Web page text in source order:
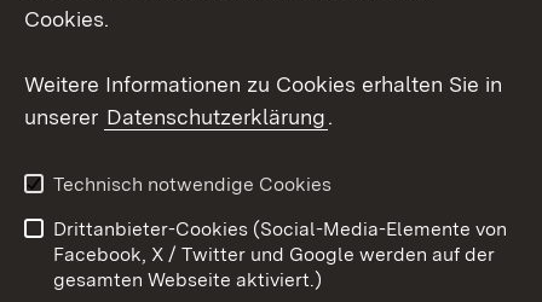
Youtube
Kontakt
Datenschutz
Barrierefreiheit
Impressum Cookies
Cookies.
Weitere Informationen zu Cookies erhalten Sie in
unserer Datenschutzerklärung.
Technisch notwendige Cookies
Drittanbieter-Cookies (Social-Media-Elemente von
Facebook, X / Twitter und Google werden auf der
gesamten Webseite aktiviert.)